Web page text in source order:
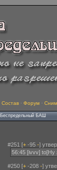
Состав · Форум ·
Беспредельный БАШ
#251 [+ -95 -]
56:45 [ivvv] to[Ну
#250 [+ -208 -]